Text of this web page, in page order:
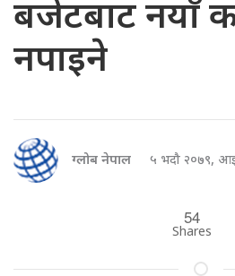
बजेटबाट नयाँ
नपाइने
ग्लोब नेपाल ५ भदौ २०७९,
54
Shares